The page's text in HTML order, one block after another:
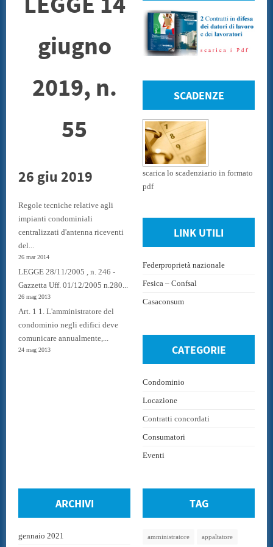
giugno
2019, n.
55
26 giu 2019
Regole tecniche relative agli
impianti condominiali
centralizzati d'antenna riceventi
del...
26 mar 2014
LEGGE 28/11/2005 , n. 246 -
Gazzetta Uff. 01/12/2005 n.280...
26 mag 2013
Art. 1 1. L'amministratore del
condominio negli edifici deve
comunicare annualmente,...
24 mag 2013
SCADENZE
scarica lo scadenziario in formato
pdf
LINK UTILI
Federproprietà nazionale
Fesica – Confsal
Casaconsum
CATEGORIE
Condominio
Locazione
Contratti concordati
Consumatori
Eventi
ARCHIVI
gennaio 2021
TAG
amministratore appaltatore